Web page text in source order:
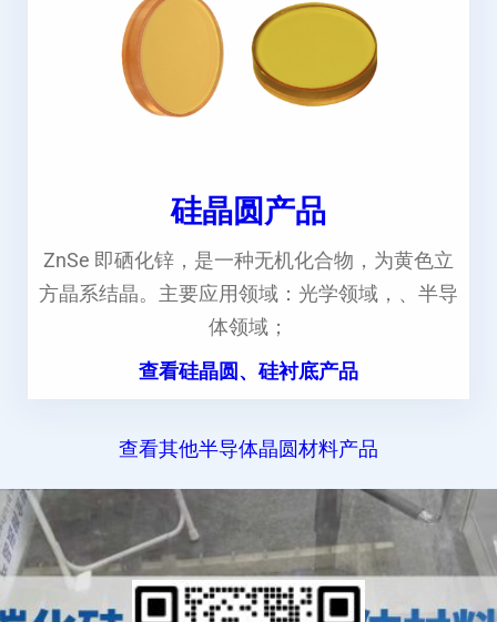
硅晶圆产品
ZnSe 即硒化锌，是一种无机化合物，为黄色立
方晶系结晶。主要应用领域：光学领域，、半导
体领域；
查看硅晶圆、硅衬底产品
查看其他半导体晶圆材料产品